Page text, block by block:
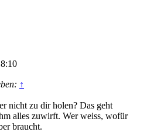
↑
nicht zu dir holen? Das geht
alles zuwirft. Wer weiss, wofür
braucht.